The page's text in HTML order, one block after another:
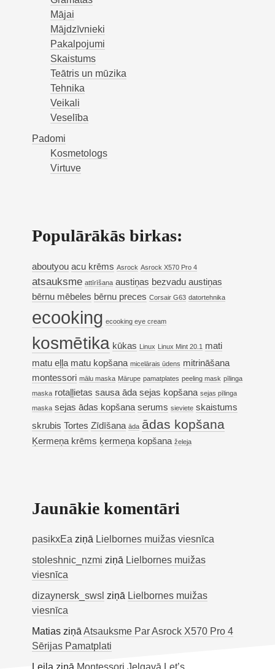
Mājai
Mājdzīvnieki
Pakalpojumi
Skaistums
Teātris un mūzika
Tehnika
Veikali
Veselība
Padomi
Kosmetologs
Virtuve
Populārākās birkas:
aboutyou acu krēms Asrock Asrock X570 Pro 4
atsauksme attīrīšana austiņas bezvadu austiņas
bērnu mēbeles bērnu preces Corsair G63 datortehnika
ecooking ecooking eye cream
kosmētika kūkas Linux Linux Mint 20.1 mati
matu eļļa matu kopšana micelārais ūdens mitrināšana
montessori mālu maska Mārupe pamatplates peeling mask pīlinga
maska rotaļļietas sausa āda sejas kopšana sejas pīlinga
maska sejas ādas kopšana serums sieviete skaistums
skrubis Tortes Zīdīšana āda ādas kopšana
Ķermeņa krēms ķermeņa kopšana želeja
Jaunākie komentāri
pasikxEa ziņā Lielbornes muižas viesnīca
stoleshnic_nzmi ziņā Lielbornes muižas
viesnīca
dizaynersk_swsl ziņā Lielbornes muižas
viesnīca
Matias ziņāAtsauksme Par Asrock X570 Pro 4
Sērijas Pamatplati
Leila ziņā Montessori Jelgavā Let’s